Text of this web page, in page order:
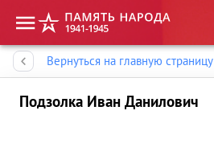
Вернуться на главную страницу
Подзолка Иван Данилович
Память народа